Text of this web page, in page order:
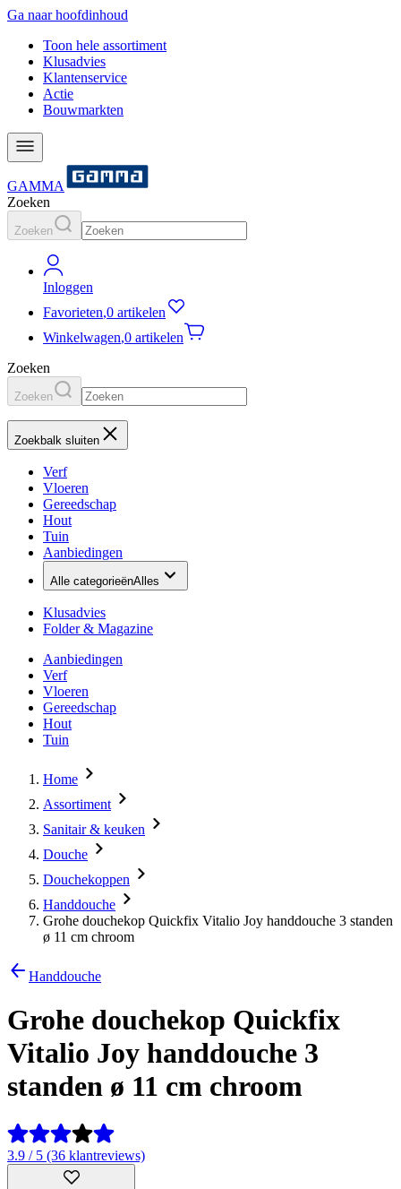
Ga naar hoofdinhoud
Toon hele assortiment
Klusadvies
Klantenservice
Actie
Bouwmarkten
GAMMA
Zoeken
Zoeken
Inloggen
Favorieten,0 artikelen
Winkelwagen,0 artikelen
Zoeken
Zoeken
Zoekbalk sluiten
Verf
Vloeren
Gereedschap
Hout
Tuin
Aanbiedingen
Alle categorieënAlles
Klusadvies
Folder & Magazine
Aanbiedingen
Verf
Vloeren
Gereedschap
Hout
Tuin
Home
Assortiment
Sanitair & keuken
Douche
Douchekoppen
Handdouche
Grohe douchekop Quickfix Vitalio Joy handdouche 3 standen
ø 11 cm chroom
Handdouche
Grohe douchekop Quickfix
Vitalio Joy handdouche 3
standen ø 11 cm chroom
3.9 / 5 (36 klantreviews)